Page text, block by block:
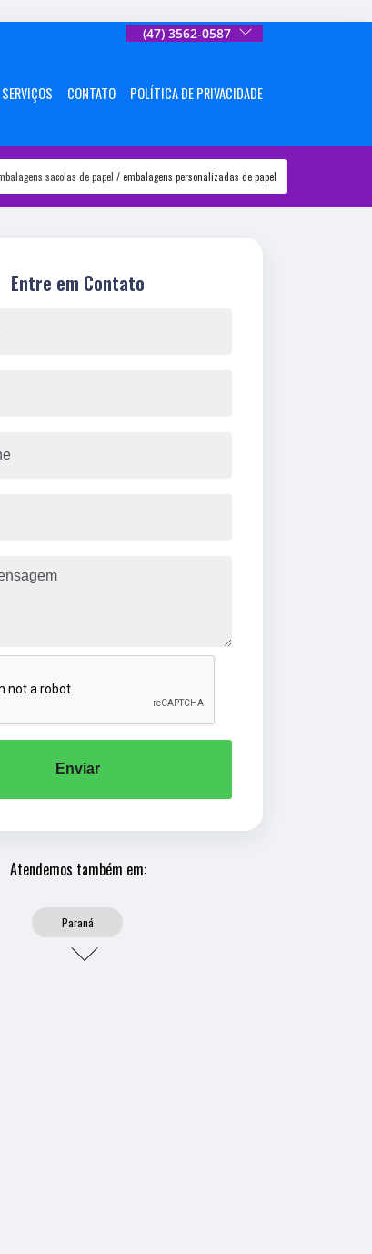
(47) 3562-0587
SERVIÇOS CONTATO POLÍTICA DE PRIVACIDADE
sacolas de papel embalagens personalizadas de papel
Entre em Contato
Enviar
Atendemos também em:
Paraná